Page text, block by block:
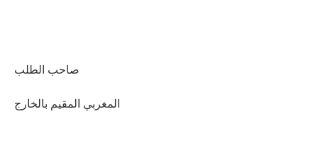
صاحب الطلب
المغربي المقيم بالخارج